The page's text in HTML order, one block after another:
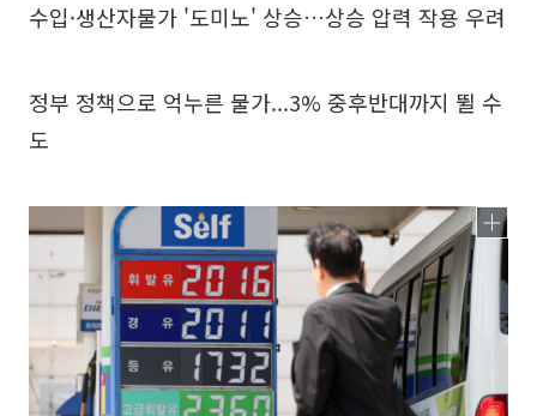
수입·생산자물가 '도미노' 상승…상승 압력 작용 우려
정부 정책으로 억누른 물가...3% 중후반대까지 뛸 수
도